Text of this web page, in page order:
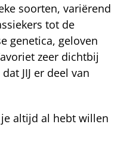
soorten, variërend
tot de
genetica, geloven
zeer dichtbij
JIJ er deel van
altijd al hebt willen